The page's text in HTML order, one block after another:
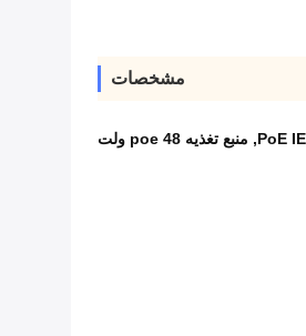
مشخصات
, منبع تغذیه poe 48 ولت